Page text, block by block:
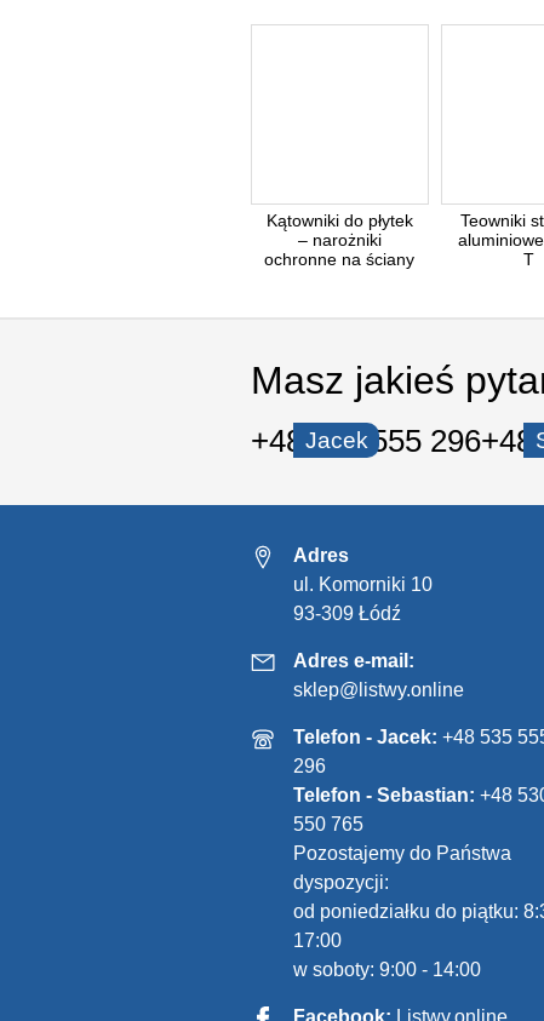
Kątowniki do płytek
– narożniki
ochronne na ściany
Teowniki
T
Masz jakieś
Jacek
+48 535 555 296+48
Adres
ul. Komorniki 10
93-309 Łódź
Adres e-mail:
sklep@listwy.online
Telefon - Jacek: +48 535
296
Telefon - Sebastian: +48
550 765
Pozostajemy do Państwa
dyspozycji:
od poniedziałku do piątku:
17:00
w soboty: 9:00 - 14:00
Facebook: Listwy.online